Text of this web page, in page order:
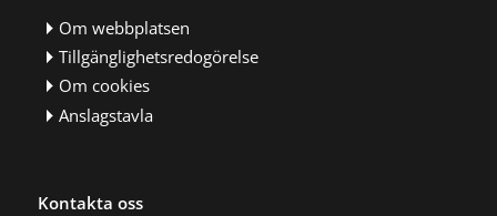
Om webbplatsen
Tillgänglighetsredogörelse
Om cookies
Anslagstavla
Kontakta oss